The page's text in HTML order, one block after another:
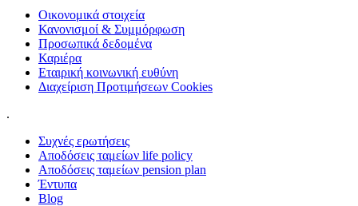
Οικονομικά στοιχεία
Κανονισμοί & Συμμόρφωση
Προσωπικά δεδομένα
Καριέρα
Εταιρική κοινωνική ευθύνη
Διαχείριση Προτιμήσεων Cookies
.
Συχνές ερωτήσεις
Αποδόσεις ταμείων life policy
Αποδόσεις ταμείων pension plan
Έντυπα
Blog